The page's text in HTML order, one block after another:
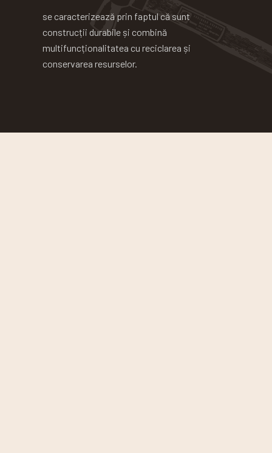
se caracterizează prin faptul că sunt
construcții durabile și combină
multifuncționalitatea cu reciclarea și
conservarea resurselor.